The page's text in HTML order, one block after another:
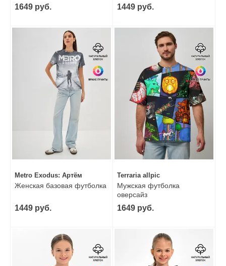
1649 руб. 1449 руб.
Metro Exodus: Артём
Женская базовая футболка
1449 руб.
Terraria allpic
Мужская футболка
оверсайз
1649 руб.